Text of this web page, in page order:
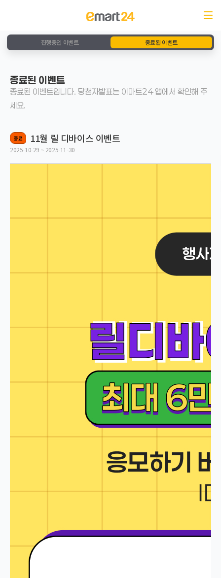
진행중인 이벤트 종료된 이벤트
종료된 이벤트
종료된 이벤트입니다. 당첨자발표는 이마트24 앱에서 확인해 주
세요.
종료 11월 릴 디바이스 이벤트
2025-10-29 ~ 2025-11-30